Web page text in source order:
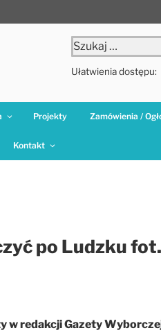
Szukaj:
Ułatwienia dostępu:
Projekty Zamówienia /
Kontakt
po Ludzku fot.
w redakcji Gazety